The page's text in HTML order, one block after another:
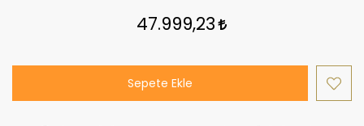
47.999,23
Sepete Ekle